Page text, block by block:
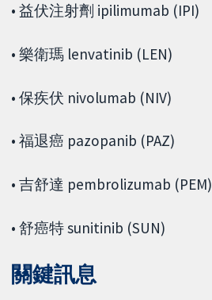
• 益伏注射劑 ipilimumab (IPI)
• 樂衛瑪 lenvatinib (LEN)
• 保疾伏 nivolumab (NIV)
• 福退癌 pazopanib (PAZ)
• 吉舒達 pembrolizumab (PEM)
• 舒癌特 sunitinib (SUN)
關鍵訊息